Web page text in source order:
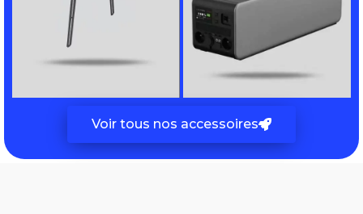
Voir tous nos accessoires